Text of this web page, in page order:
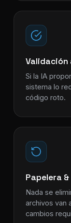
Validación
Si la IA
sistema lo
código roto.
Papelera
Nada se
archivos van
cambios